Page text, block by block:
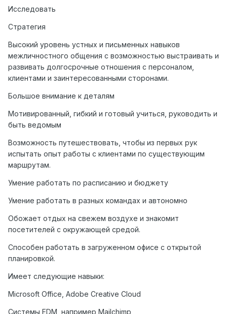
Исследовать
Стратегия
Высокий уровень устных и письменных навыков
межличностного общения с возможностью выстраивать и
развивать долгосрочные отношения с персоналом,
клиентами и заинтересованными сторонами.
Большое внимание к деталям
Мотивированный, гибкий и готовый учиться, руководить и
быть ведомым
Возможность путешествовать, чтобы из первых рук
испытать опыт работы с клиентами по существующим
маршрутам.
Умение работать по расписанию и бюджету
Умение работать в разных командах и автономно
Обожает отдых на свежем воздухе и знакомит
посетителей с окружающей средой.
Способен работать в загруженном офисе с открытой
планировкой.
Имеет следующие навыки:
Microsoft Office, Adobe Creative Cloud
Системы EDM, например Mailchimp